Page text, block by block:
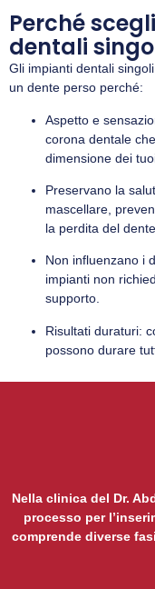
Perché
dentali
Gli impianti dentali
un dente perso perché:
Aspetto e
corona dentale
dimensione dei
Preservano la
mascellare,
la perdita del dente.
Non influenzano i
impianti non
supporto.
Risultati duraturi:
possono durare
Nella clinica del Dr.
processo per
comprende diverse